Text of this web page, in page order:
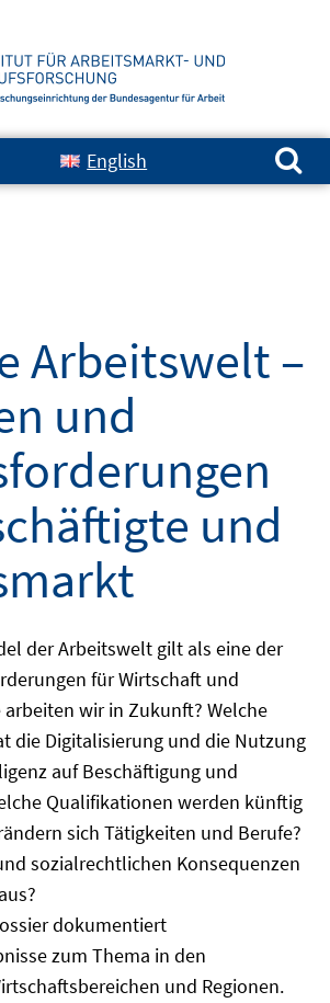
English
Suchen nach:
Arbeitswelt –
und
und
der Arbeitswelt gilt als eine der
für Wirtschaft und
arbeiten wir in Zukunft? Welche
die Digitalisierung und die Nutzung
auf Beschäftigung und
Qualifikationen werden künftig
sich Tätigkeiten und Berufe?
sozialrechtlichen Konsequenzen
dokumentiert
zum Thema in den
und Regionen.